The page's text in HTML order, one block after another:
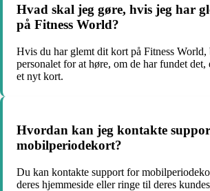
Hvad skal jeg gøre, hvis jeg har
på Fitness World?
Hvis du har glemt dit kort på Fitness World,
personalet for at høre, om de har fundet
et nyt kort.
Hvordan kan jeg kontakte
mobilperiodekort?
Du kan kontakte support for
deres hjemmeside eller ringe til deres